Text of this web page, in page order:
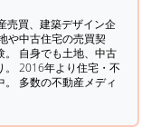
売買、建築デザイン企
や中古住宅の売買契
自身でも土地、中古
。 2016年より住宅・不
多数の不動産メディ